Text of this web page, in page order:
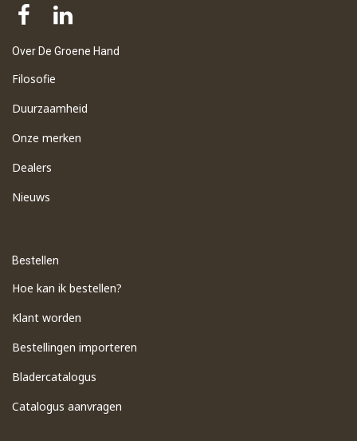
Over De Groene Hand
Filosofie
Duurzaamheid
Onze merken
Dealers
Nieuws
Bestellen
Hoe kan ik bestellen?
Klant worden
Bestellingen importeren
​Bladercatalogus
​Catalogus aanvragen